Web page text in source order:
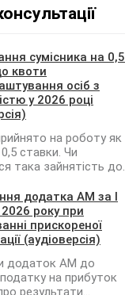
сумісника на 0,5
квоти
осіб з
у 2026 році
на роботу як
ставки. Чи
така зайнятість до
відповідно до
додатка АМ за І
2026 року при
прискореної
(аудіоверсія)
додаток АМ до
податку на прибуток
результати